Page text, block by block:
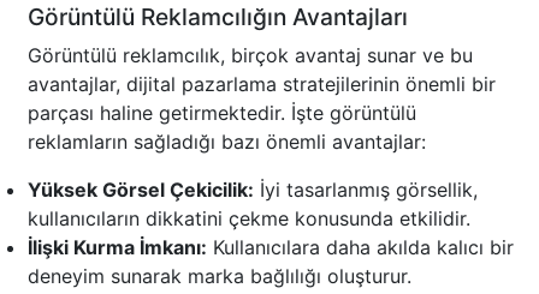
Görüntülü Reklamcılığın Avantajları
Görüntülü reklamcılık, birçok avantaj sunar ve bu
avantajlar, dijital pazarlama stratejilerinin önemli bir
parçası haline getirmektedir. İşte görüntülü
reklamların sağladığı bazı önemli avantajlar:
Yüksek Görsel Çekicilik: İyi tasarlanmış görsellik,
kullanıcıların dikkatini çekme konusunda etkilidir.
İlişki Kurma İmkanı: Kullanıcılara daha akılda kalıcı bir
deneyim sunarak marka bağlılığı oluşturur.